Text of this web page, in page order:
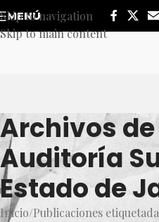
Skip to navigation
Skip to main content
MENÚ
Archivos
Auditoría
Estado de
Inicio Publicaciones